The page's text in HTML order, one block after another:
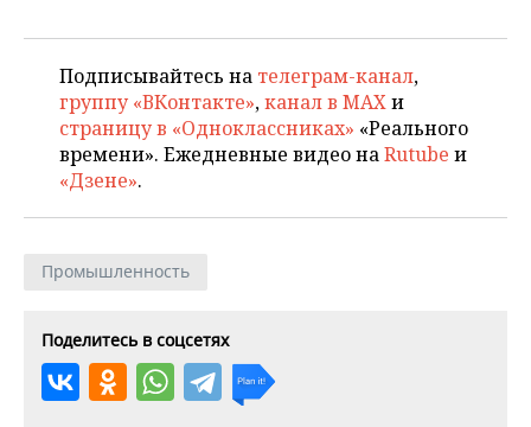
Подписывайтесь на телеграм-канал,
группу «ВКонтакте»,канал в MAXи
страницу в «Одноклассниках» «Реального
времени». Ежедневные видео наRutube и
«Дзене».
Промышленность
Поделитесь в соцсетях